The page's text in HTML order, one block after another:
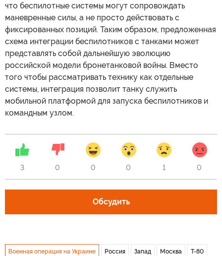
что беспилотные системы могут сопровождать
маневренные силы, а не просто действовать с
фиксированных позиций. Таким образом, предложенная
схема интеграции беспилотников с танками может
представлять собой дальнейшую эволюцию
российской модели бронетанковой войны. Вместо
того чтобы рассматривать технику как отдельные
системы, интеграция позволит танку служить
мобильной платформой для запуска беспилотников и
командным узлом.
3 0 0 0 1 0
Обсудить
Военная операция на Украине Россия Запад Москва Т-80